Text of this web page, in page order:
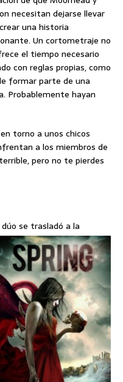
necesitan dejarse llevar
una historia
Un cortometraje no
el tiempo necesario
con reglas propias, como
formar parte de una
Probablemente hayan
torno a unos chicos
a los miembros de
pero no te pierdes
dúo se trasladó a la